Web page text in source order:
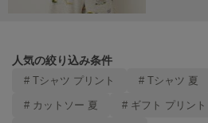
MOIGE
モワージュ
MUCHA
ミュシャ
人気の絞り込み条件
# Tシャツ プリント # Tシャツ 夏
# カットソー 夏 # ギフト プリント